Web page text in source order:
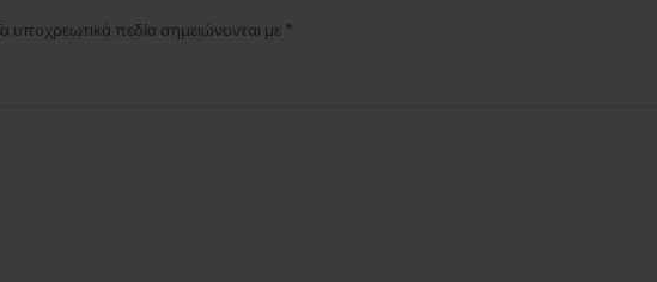
υποχρεωτικά πεδία σημειώνονται με*